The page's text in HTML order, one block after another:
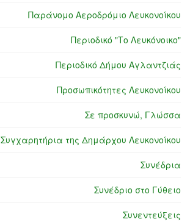
Παράνομο Αεροδρόμιο Λευκονοίκου
Περιοδικό "Το Λευκόνοικο"
Περιοδικό Δήμου Αγλαντζιάς
Προσωπικότητες Λευκονοίκου
Σε προσκυνώ, Γλώσσα
Συγχαρητήρια της Δημάρχου Λευκονοίκου
Συνέδρια
Συνέδριο στο Γύθειο
Συνεντεύξεις